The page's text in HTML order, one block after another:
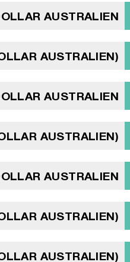
AUSTRALIEN
AUSTRALIEN)
AUSTRALIEN
AUSTRALIEN)
AUSTRALIEN
AUSTRALIEN)
AUSTRALIEN)